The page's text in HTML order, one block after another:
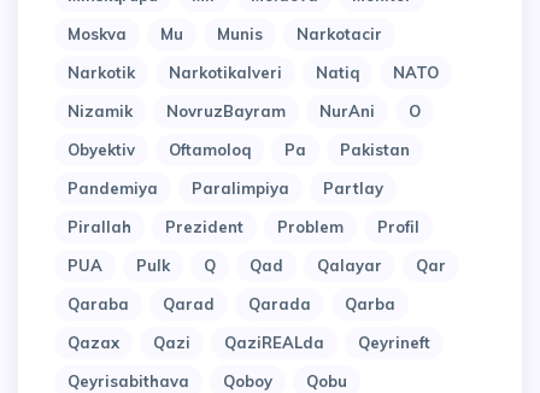
Moskva
Mu Munis
Narkotacir
Narkotik
Narkotikalveri Natiq
NATO
Nizamik
NovruzBayram NurAni
O
Obyektiv
Oftamoloq Pa
Pakistan
Pandemiya
Paralimpiya
Partlay
Pirallah
Prezident Problem
Profil
PUA
Pulk Q Qad Qalayar
Qar
Qaraba
Qarad Qarada
Qarba
Qazax
Qazi QaziREALda
Qeyrineft
Qeyrisabithava
Qoboy
Qobu